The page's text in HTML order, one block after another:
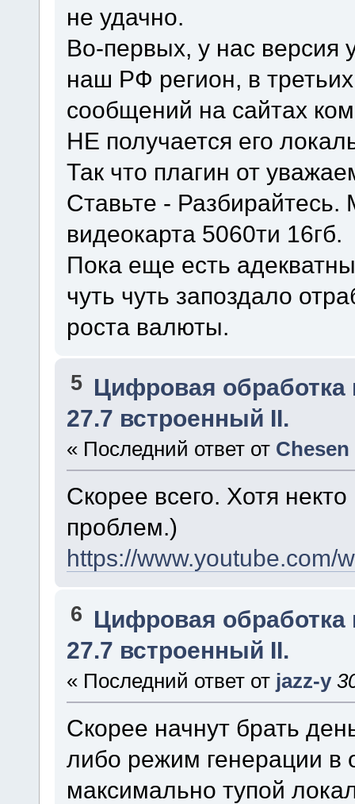
не удачно.
Во-первых, у нас версия
наш РФ регион, в
сообщений на сайтах
НЕ получается его
Так что плагин от
Ставьте -
видеокарта 5060ти 16гб.
Пока еще есть
чуть чуть запоздало
роста валюты.
5 Цифровая обработка
27.7 встроенный II.
« Последний ответ от Chesen
Скорее всего. Хотя
проблем.)
https://www.youtube.com/
6 Цифровая обработка
27.7 встроенный II.
« Последний ответ от jazz-y
Скорее начнут брать
либо режим генерации в
максимально тупой